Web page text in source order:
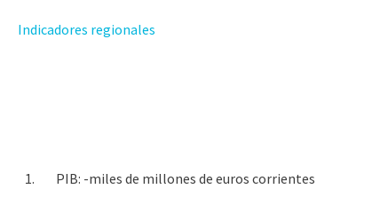
Indicadores regionales
1.
PIB: -miles de millones de euros corrientes